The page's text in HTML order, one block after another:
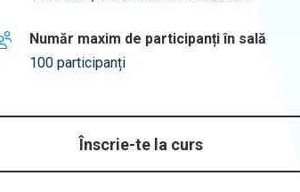
Număr maxim de participanți în sală
100 participanți
Înscrie-te la curs